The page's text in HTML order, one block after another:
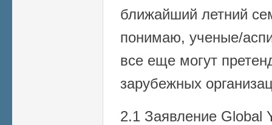
ближайший летний
понимаю, ученые/
все еще могут
зарубежных
2.1 Заявление Global